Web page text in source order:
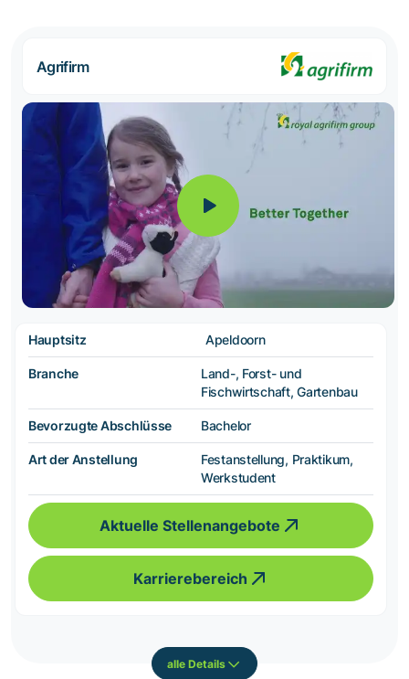
Agrifirm
Hauptsitz Apeldoorn
Branche
Land-, Forst- und
Fischwirtschaft, Gartenbau
Bevorzugte Abschlüsse Bachelor
Art der Anstellung
Festanstellung, Praktikum,
Werkstudent
Aktuelle Stellenangebote
Karrierebereich
alle Details